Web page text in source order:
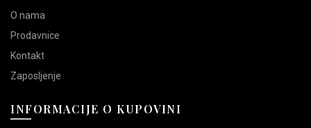
O nama
Prodavnice
Kontakt
Zaposljenje
INFORMACIJE O KUPOVINI